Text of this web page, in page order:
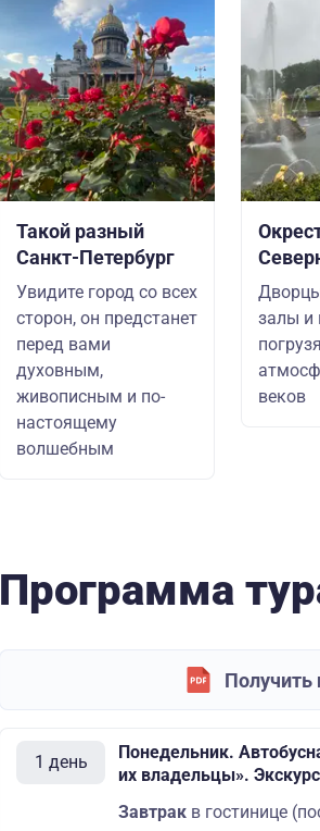
Такой разный
Санкт-Петербург
Увидите город со всех
сторон, он предстанет
перед вами
духовным,
живописным и по-
настоящему
волшебным
залы и
веков
Программа
Получить
1 день
Понедельник.
их владельцы».
Завтрак в гостинице